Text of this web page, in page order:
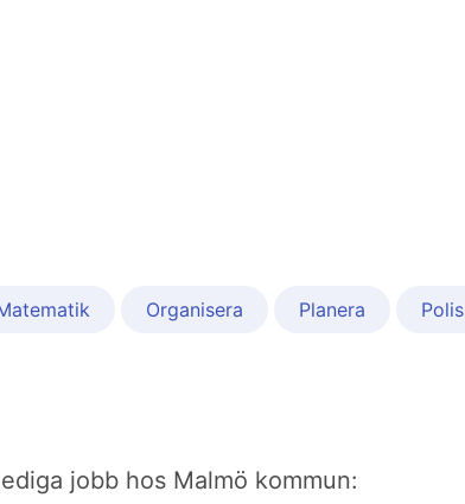
Organisera Planera Polis
jobb hos Malmö kommun: